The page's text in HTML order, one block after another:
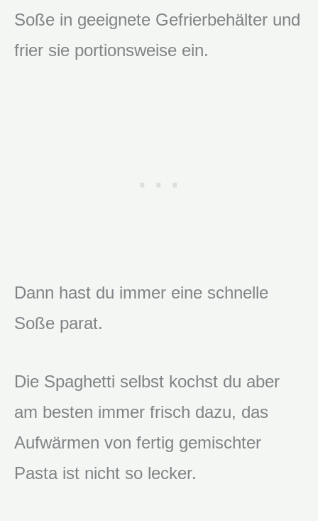
Soße in geeignete Gefrierbehälter und
frier sie portionsweise ein.
Dann hast du immer eine schnelle
Soße parat.
Die Spaghetti selbst kochst du aber
am besten immer frisch dazu, das
Aufwärmen von fertig gemischter
Pasta ist nicht so lecker.